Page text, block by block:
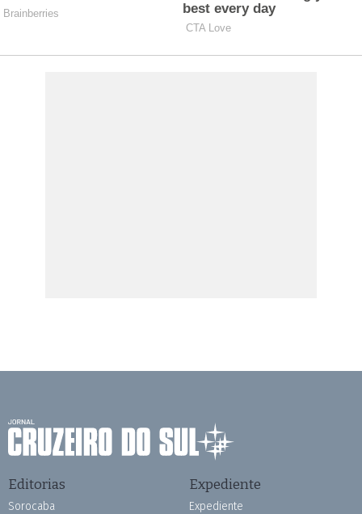
Editorias
Sorocaba
Expediente
Expediente